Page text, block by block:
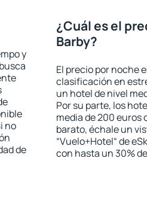
y
no
de
¿Cuál es el
Barby?
El precio por noche
clasificación en
un hotel de nivel
Por su parte, los
media de 200 euros
barato, échale un
“Vuelo+Hotel“ de
con hasta un 30%